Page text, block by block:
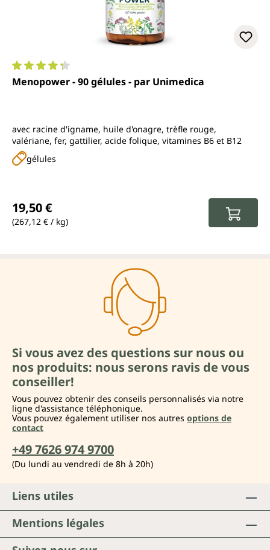
Note moyenne de 4.3 sur 5 étoiles
Menopower - 90 gélules - par Unimedica
avec racine d'igname, huile d'onagre, trèfle rouge,
valériane, fer, gattilier, acide folique, vitamines B6 et B12
gélules
19,50 €
(267,12 € / kg)
Si vous avez des questions sur nous ou
nos produits: nous serons ravis de vous
conseiller!
Vous pouvez obtenir des conseils personnalisés via notre
ligne d'assistance téléphonique.
Vous pouvez également utiliser nos autres options de
contact
+49 7626 974 9700
(Du lundi au vendredi de 8h à 20h)
Liens utiles
Mentions légales